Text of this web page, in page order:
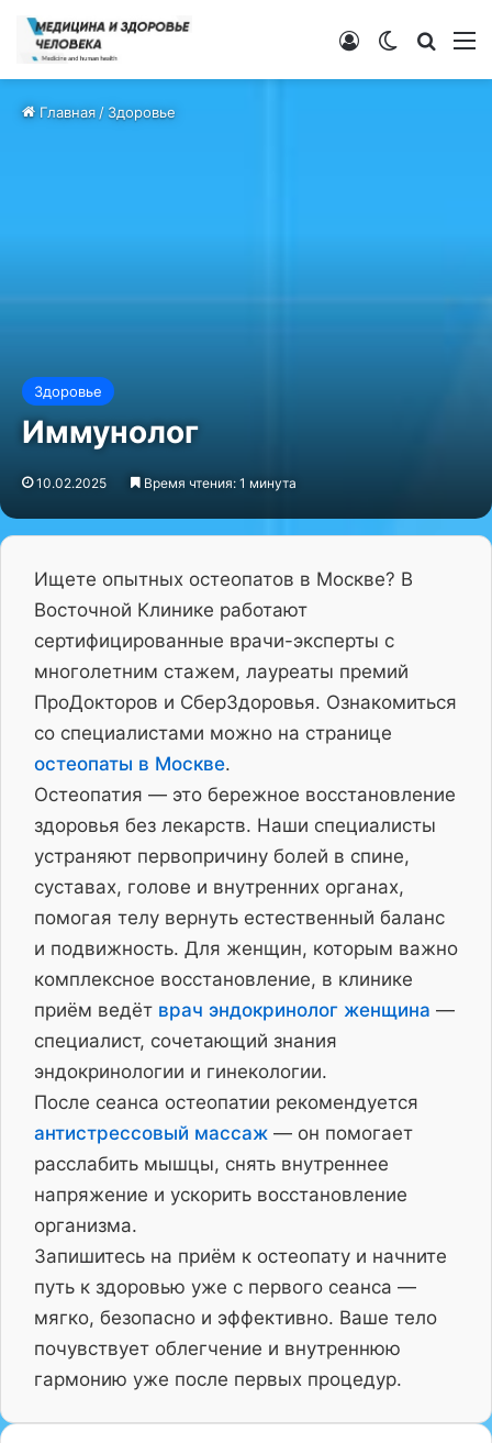
Switch skin
Войти
Главная/ Здоровье
Здоровье
Иммунолог
10.02.2025 Время чтения: 1 минута
Ищете опытных остеопатов в Москве? В
Восточной Клинике работают
сертифицированные врачи-эксперты с
многолетним стажем, лауреаты премий
ПроДокторов и СберЗдоровья. Ознакомиться
со специалистами можно на странице
остеопаты в Москве.
Остеопатия — это бережное восстановление
здоровья без лекарств. Наши специалисты
устраняют первопричину болей в спине,
суставах, голове и внутренних органах,
помогая телу вернуть естественный баланс
и подвижность. Для женщин, которым важно
комплексное восстановление, в клинике
приём ведёт врач эндокринолог женщина —
специалист, сочетающий знания
эндокринологии и гинекологии.
После сеанса остеопатии рекомендуется
антистрессовый массаж — он помогает
расслабить мышцы, снять внутреннее
напряжение и ускорить восстановление
организма.
Запишитесь на приём к остеопату и начните
путь к здоровью уже с первого сеанса —
мягко, безопасно и эффективно. Ваше тело
почувствует облегчение и внутреннюю
гармонию уже после первых процедур.